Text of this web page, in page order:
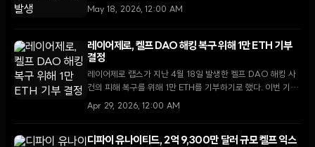
취되는 익스플로잇이 진행 중이라고 발표했다.
May 18, 2026, 12:00 AM
레이어제로, 켈프 DAO 해킹 복구 위해 1만 ETH 기부
결정
레이어제로 랩스가 지난 4월 18일 발생한 켈프 DAO 해킹 사
건의 피해 복구를 위해 1만 ETH를 기부하기로 했다. 이번 기부
로 디파이 유나이티드 복구 기금은 목표액인 3억 달러를 넘어
Apr 29, 2026, 12:00 AM
디파이 유나이티드, 2억 9,300만 달러 규모 켈프 익스